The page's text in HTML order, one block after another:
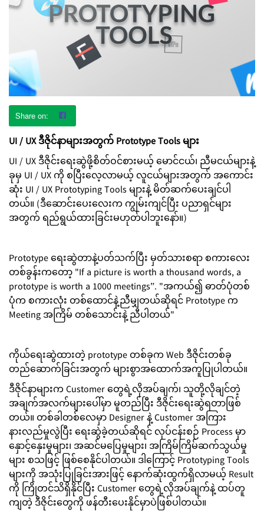
UI / UX ဒီဇိုင်နာများအတွက် Prototype Tools များ
UI / UX ဒီဇိုင်းရေးဆွဲဖို့စိတ်ဝင်စားမယ့် မောင်ငယ်၊ ညီမငယ်များနဲ့
ခုမှ UI / UX ကို စပြီးလေ့လာမယ့် လူငယ်များအတွက် အကောင်း
ဆုံး UI / UX Prototyping Tools များနဲ့ မိတ်ဆက်ပေးချင်ပါ
တယ်။ (ဒီဆောင်းပေးလေးက ကျွမ်းကျင်ပြီး ပညာရှင်များ
အတွက် ရည်ရွယ်ထားခြင်းမဟုတ်ပါဘူးနော်။)
Prototype ရေးဆွဲတာနဲ့ပတ်သက်ပြီး မှတ်သားစရာ စကားလေး
တစ်ခွန်းကတော့ "If a picture is worth a thousand words, a
prototype is worth a 1000 meetings”. "အကယ်၍ ဓာတ်ပုံတစ်
ပုံက စကားလုံး တစ်ထောင်နဲ့ညီမျှတယ်ဆိုရင် Prototype က
Meeting အကြိမ် တစ်သောင်းနဲ့ ညီပါတယ်"
ကိုယ်ရေးဆွဲထားတဲ့ prototype တစ်ခုက Web ဒီဇိုင်းတစ်ခု
တည်ဆောက်ခြင်းအတွက် များစွာအထောက်အကူပြုပါတယ်။
ဒီဇိုင်နာများက Customer တွေရဲ့လိုအပ်ချက်၊ သူတို့လိုချင်တဲ့
အချက်အလက်များပေါ်မှာ မူတည်ပြီး ဒီဇိုင်းရေးဆွဲရတာဖြစ်
တယ်။ တစ်ခါတစ်လေမှာ Designer နဲ့ Customer အကြား
နားလည်မှုလွဲပြီး ရေးဆွဲခဲ့တယ်ဆိုရင် လုပ်ငန်းစဉ် Process မှာ
နှောင့်နှေးမှုများ၊ အဆင်မပြေမှုများ၊ အကြိမ်ကြိမ်ဆက်သွယ်မှု
များ စသဖြင့် ဖြစ်စေနိုင်ပါတယ်။ ဒါကြောင့် Prototyping Tools
များကို အသုံးပြုခြင်းအားဖြင့် နောက်ဆုံးထွက်ရှိလာမယ့် Result
ကို ကြိုတင်သိရှိနိုင်ပြီး Customer တွေရဲ့လိုအပ်ချက်နဲ့ ထပ်တူ
ကျတဲ့ ဒီဇိုင်းတွေကို ဖန်တီးပေးနိုင်မှာပဲဖြစ်ပါတယ်။